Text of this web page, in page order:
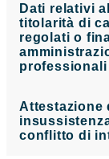
Dati relativi
titolarità di
regolati o
Attestazione
conflitto di